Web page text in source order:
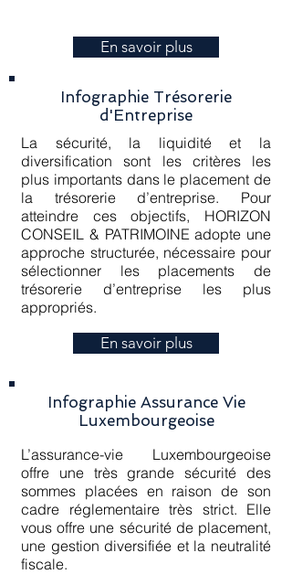
En savoir plus
Infographie Trésorerie
d'Entreprise
La sécurité, la liquidité et la
diversification sont les critères les
plus importants dans le placement de
la trésorerie d’entreprise. Pour
atteindre ces objectifs, HORIZON
CONSEIL & PATRIMOINE adopte une
approche structurée, nécessaire pour
sélectionner les placements de
trésorerie d’entreprise les plus
appropriés.
En savoir plus
Infographie Assurance Vie
Luxembourgeoise
L’assurance-vie Luxembourgeoise
offre une très grande sécurité des
sommes placées en raison de son
cadre réglementaire très strict. Elle
vous offre une sécurité de placement,
une gestion diversifiée et la neutralité
fiscale.